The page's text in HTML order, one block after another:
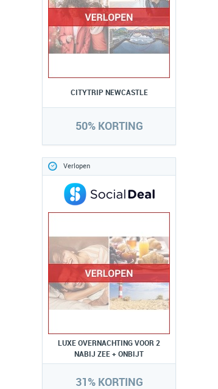
CITYTRIP NEWCASTLE
50% KORTING
Verlopen
LUXE OVERNACHTING VOOR 2
NABIJ ZEE + ONBIJT
31% KORTING